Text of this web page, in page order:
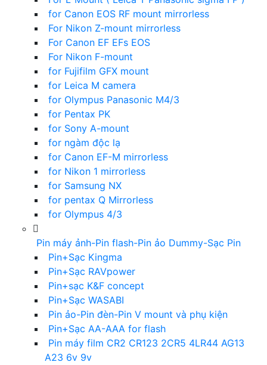
for Canon EOS RF mount mirrorless
For Nikon Z-mount mirrorless
For Canon EF EFs EOS
For Nikon F-mount
for Fujifilm GFX mount
for Leica M camera
for Olympus Panasonic M4/3
for Pentax PK
for Sony A-mount
for ngàm độc lạ
for Canon EF-M mirrorless
for Nikon 1 mirrorless
for Samsung NX
for pentax Q Mirrorless
for Olympus 4/3
Pin máy ảnh-Pin flash-Pin ảo Dummy-Sạc Pin
Pin+Sạc Kingma
Pin+Sạc RAVpower
Pin+sạc K&F concept
Pin+Sạc WASABI
Pin ảo-Pin đèn-Pin V mount và phụ kiện
Pin+Sạc AA-AAA for flash
Pin máy film CR2 CR123 2CR5 4LR44 AG13
A23 6v 9v